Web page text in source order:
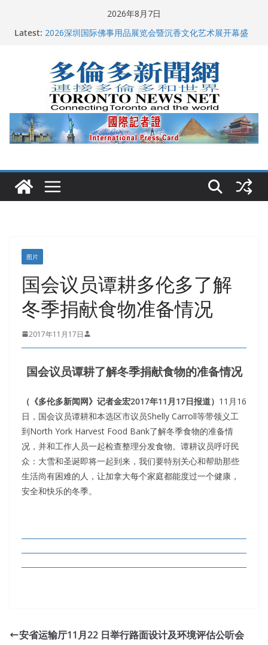
2026年8月7日
Latest: 2026深圳国际佛事用品展览会暨沉香文化艺术展开幕盛
关加拿大就业
2026加拿大青少年儿童绘画比赛颁奖典礼多伦多举行
龚晓华参加多伦多骄傲大游行 与市民分享竞选理念
多伦多市长选举拉开帷幕 多名华人候选人宣布角逐
图片
国会议员谭耕多伦多了解
冬季捐献食物准备情况
2017年11月17日
国会议员谭耕了解冬季捐献食物的准备情况
（《多伦多新闻网》记者金宏2017年11月17日报道） 11月16
日，国会议员谭耕和本选区市议员Shelly Carroll等带领义工
到North York Harvest Food Bank了解冬季食物的准备情
况，并和工作人员一起检查整理分发食物。谭耕议员呼吁民
众：大雪和圣诞即将一起到来，我们要特别关心和帮助那些
生活尚有困难的人，让加拿大每个家庭都能度过一个健康，
安全和快乐的冬季。
安省运输厅11月22 日举行路面设计及环境评估公听会